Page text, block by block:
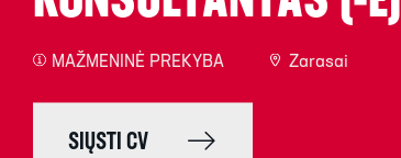
MAŽMENINĖ PREKYBA Zarasai
SIŲSTI CV